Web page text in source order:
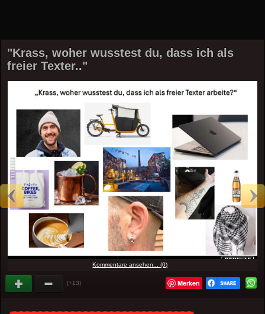
"Krass, woher wusstest du, dass ich als
freier Texter.."
Kommentare ansehen... (0)
(+13) Merken